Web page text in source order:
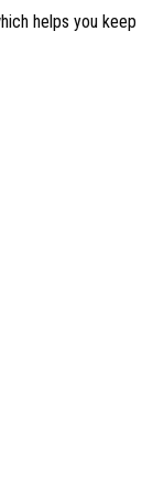
helps you keep